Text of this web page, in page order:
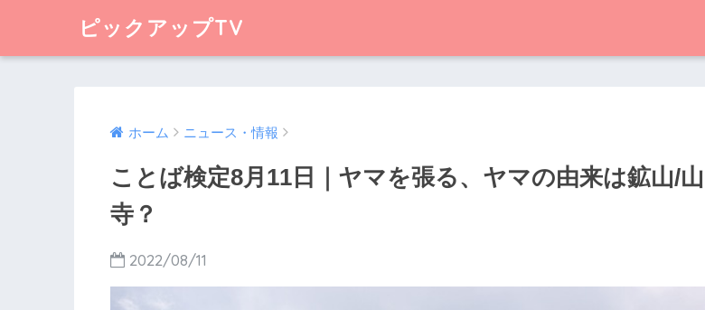
ピックアップTV
ホーム ニュース・情報
ことば検定8月11日｜ヤマを張る、ヤマの由来は鉱山/山
寺？
2022/08/11